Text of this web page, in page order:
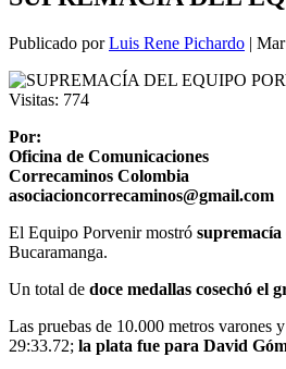
Publicado porLuis Rene Pichardo |
Visitas: 774
Por:
Oficina de Comunicaciones
Correcaminos Colombia
asociacioncorrecaminos@gmail.com
El Equipo Porvenir mostró
Bucaramanga.
Un total de doce medallas cosechó el
Las pruebas de 10.000 metros varones
29:33.72; la plata fue para David